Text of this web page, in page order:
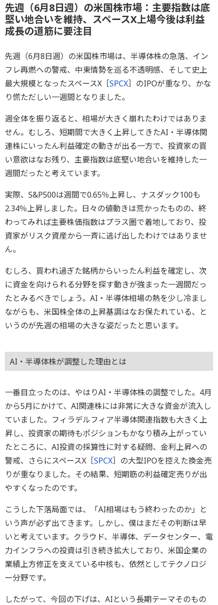
先週（6月8日週）の米国株市場：主要指数は底
堅い地合いを維持、スペースX上場今後は利益
成長の道筋に要注目
先週（6月8日週）の米国株市場は、半導体株の急落、イン
フレ再燃への警戒、中東情勢を巡る不透明感、そして史上
最大規模となったスペースX［SPCX］のIPOが重なり、かな
り慌ただしい一週間となりました。
週全体を振り返ると、相場が大きく崩れたわけではありま
せん。むしろ、短期間で大きく上昇してきたAI・半導体関
連株にいったん利益確定の動きが出る一方で、投資家の買
い意欲はなお残り、主要指数は底堅い地合いを維持した一
週間だったと考えています。
実際、S&P500は週間で0.65％上昇し、ナスダック100も
2.34％上昇しました。日々の値動きは荒かったものの、終
わってみれば主要株価指数はプラス圏で着地しており、投
資家がリスク資産から一斉に逃げ出したわけではありませ
ん。
むしろ、買われ過ぎた銘柄からいったん利益を確定し、次
に資金を向けられる分野を探す動きが強まった一週間だっ
たとみるべきでしょう。AI・半導体相場の熱を少し冷まし
ながらも、米国株全体の上昇基調はなお保たれている、と
いうのが先週の相場の大きな姿だったと思います。
AI・半導体株が調整した理由とは
一番目立ったのは、やはりAI・半導体株の調整でした。4月
から5月にかけて、AI関連株には非常に大きな資金が流入し
ていました。フィラデルフィア半導体関連指数も大きく上
昇し、投資家の期待もポジションもかなり積み上がってい
たところに、AI投資の採算性に対する疑問、金利上昇への
警戒、さらにスペースX［SPCX］の大型IPOを控えた換金売
りが重なりました。その結果、短期筋の利益確定売りが出
やすくなったのです。
こうした下落局面では、「AI相場はもう終わったのか」と
いう声が必ず出てきます。しかし、僕はまだその判断は早
いと考えています。クラウド、半導体、データセンター、電
力インフラへの投資は引き続き拡大しており、米国企業の
業績上方修正を支えている中核も、依然としてテクノロジ
ー分野です。
したがって、今回の下げは、AIという長期テーマそのもの